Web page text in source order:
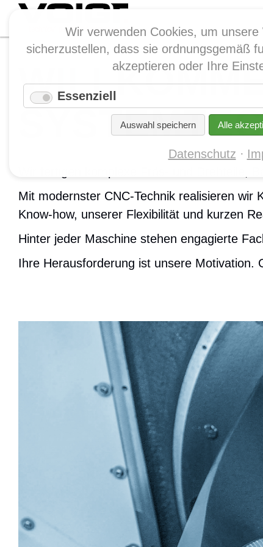
Wir verwenden Cookies, um
sicherzustellen, dass sie ordnungsgemäß
akzeptieren oder Ihre
Essenziell
Auswahl speichern Alle
Datenschutz
Wir fertigen komplexe Fräs- und Drehteile,
Mit modernster CNC-Technik realisieren
Know-how, unserer Flexibilität und kurzen
Hinter jeder Maschine stehen engagierte
Ihre Herausforderung ist unsere Motivation.